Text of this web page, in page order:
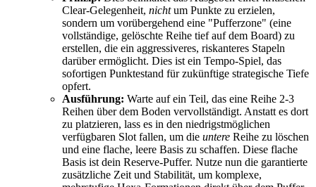
Clear-Gelegenheit, nichtum Punkte zu erzielen,
sondern um vorübergehend eine "Pufferzone" (eine
vollständige, gelöschte Reihe tief auf dem Board) zu
erstellen, die ein aggressiveres, riskanteres Stapeln
darüber ermöglicht. Dies ist ein Tempo-Spiel, das
sofortigen Punktestand für zukünftige strategische Tiefe
opfert.
Ausführung: Warte auf ein Teil, das eine Reihe 2-3
Reihen über dem Boden vervollständigt. Anstatt es dort
zu platzieren, lass es in den niedrigstmöglichen
verfügbaren Slot fallen, um die untere Reihe zu löschen
und eine flache, leere Basis zu schaffen. Diese flache
Basis ist dein Reserve-Puffer. Nutze nun die garantierte
zusätzliche Zeit und Stabilität, um komplexe,